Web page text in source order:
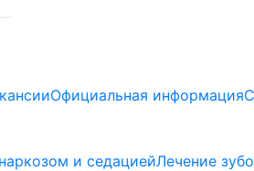
Официальная информация
и седациейЛечение